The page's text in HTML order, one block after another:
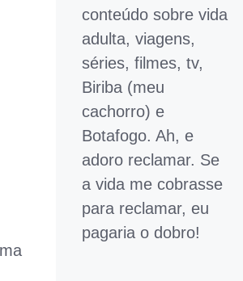
conteúdo sobre vida
adulta, viagens,
séries, filmes, tv,
Biriba (meu
cachorro) e
Botafogo. Ah, e
adoro reclamar. Se
a vida me cobrasse
para reclamar, eu
pagaria o dobro!